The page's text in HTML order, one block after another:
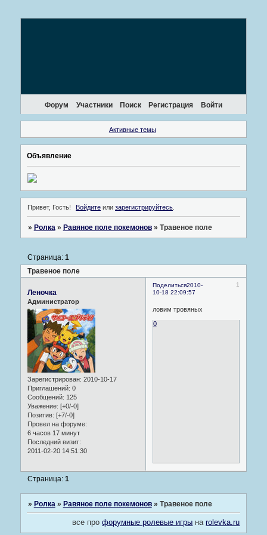
Форум Участники Поиск Регистрация Войти
Активные темы
Объявление
Привет, Гость! Войдите илизарегистрируйтесь
» Ролка » Равяное поле покемонов » Травеное поле
Травеное поле
Страница: 1
Поделиться 1
2010-
10-18 22:09:57
Леночка
Администратор
Зарегистрирован: 2010-10-17
Приглашений: 0
Сообщений: 125
Уважение: [+0/-0]
Позитив: [+7/-0]
Провел на форуме:
6 часов 17 минут
Последний визит:
2011-02-20 14:51:30
ловим тровяных
0
Страница: 1
» Ролка » Равяное поле покемонов » Травеное поле
все профорумные ролевые игры наrolevka.ru